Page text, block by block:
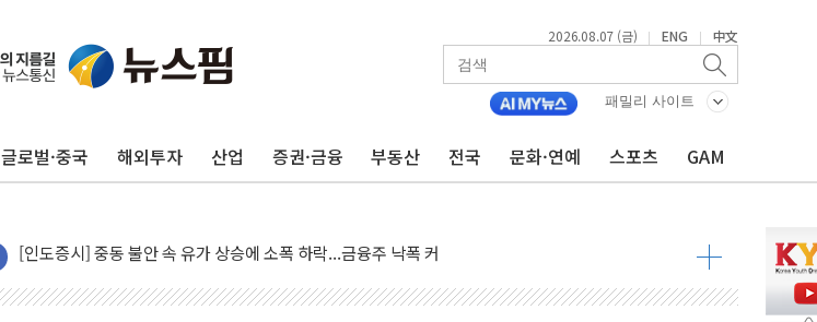
2026.08.07 (금) | ENG | 中文
패밀리 사이트
글로벌·중국 해외투자 산업 증권·금융 부동산 전국 문화·연예 스포츠 GAM
李 대통령, '6시간 마라톤 부동산 2차 회의' 주재… "전폭적 공급 확대·속도전 총력"
트럼프, 中 겨냥 폴리실리콘 관세 15% 부과…美 태양광주 급등
이란와이어 "이란 최고지도자 위독…곧 사망해도 놀랍지 않아"
남동발전, 해남군에 국내 최대 규모 400MW 태양광 착공…여의도 1.6배 규모
황희 '폐버스 청년주택' SNS 글 역풍에 "정부정책 아냐" 해명
폭염 누그러지고 가뭄 숙지나...경북동해안권 8~9일 최대 100mm 호우